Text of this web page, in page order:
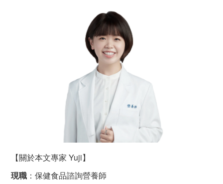
【關於本文專家 Yuji】
現職 ：保健食品諮詢營養師